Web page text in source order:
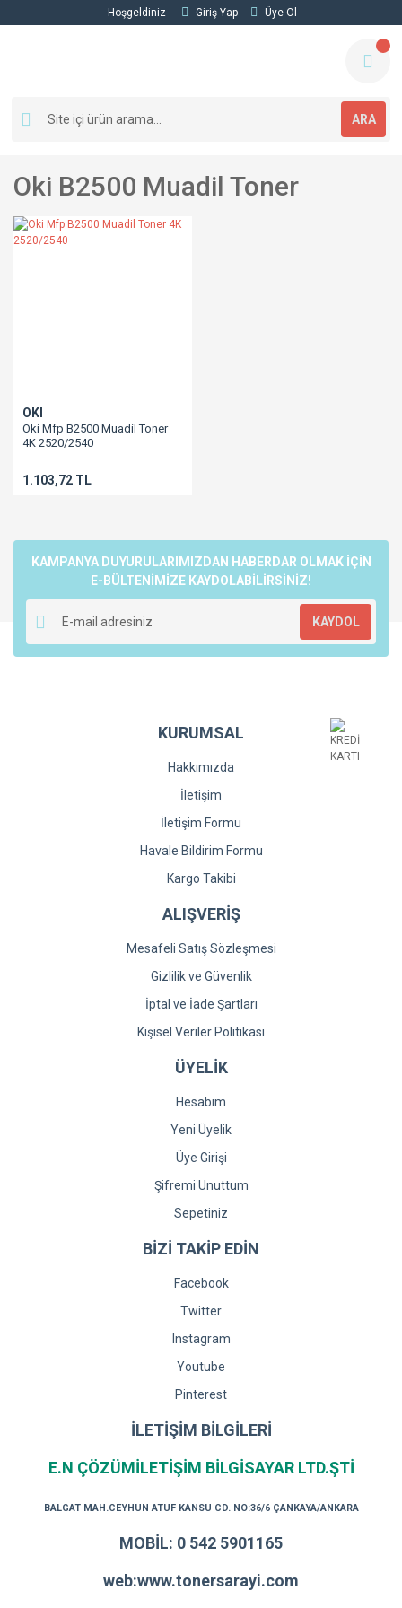
Hoşgeldiniz Giriş Yap Üye Ol
ARA
Oki B2500 Muadil Toner
OKI
Oki Mfp B2500 Muadil Toner
4K 2520/2540
1.103,72 TL
KAMPANYA DUYURULARIMIZDAN HABERDAR OLMAK İÇİN
E-BÜLTENİMİZE KAYDOLABİLİRSİNİZ!
KAYDOL
KURUMSAL
Hakkımızda
İletişim
İletişim Formu
Havale Bildirim Formu
Kargo Takibi
ALIŞVERİŞ
Mesafeli Satış Sözleşmesi
Gizlilik ve Güvenlik
İptal ve İade Şartları
Kişisel Veriler Politikası
ÜYELİK
Hesabım
Yeni Üyelik
Üye Girişi
Şifremi Unuttum
Sepetiniz
BİZİ TAKİP EDİN
Facebook
Twitter
Instagram
Youtube
Pinterest
İLETİŞİM BİLGİLERİ
E.N ÇÖZÜMİLETİŞİM BİLGİSAYAR LTD.ŞTİ
BALGAT MAH.CEYHUN ATUF KANSU CD. NO:36/6 ÇANKAYA/ANKARA
MOBİL: 0 542 5901165
web:www.tonersarayi.com